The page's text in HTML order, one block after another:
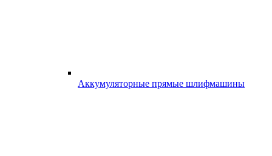
Аккумуляторные прямые шлифмашины